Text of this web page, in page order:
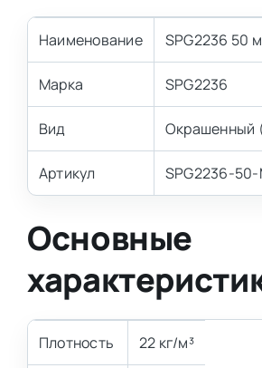
Наименование SPG2236 50
Марка SPG2236
Вид Окрашенный
Артикул SPG2236-50-
Основные
Плотность 22 кг/м³